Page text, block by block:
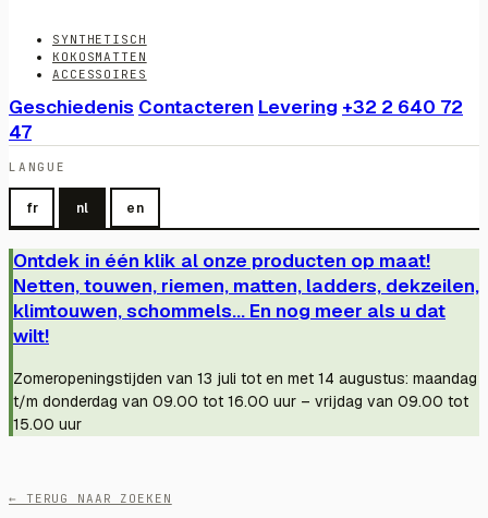
SYNTHETISCH
KOKOSMATTEN
ACCESSOIRES
Geschiedenis Contacteren Levering +32 2 640 72
47
LANGUE
fr nl en
Ontdek in één klik al onze producten op maat!
Netten, touwen, riemen, matten, ladders, dekzeilen,
klimtouwen, schommels... En nog meer als u dat
wilt!
Zomeropeningstijden van 13 juli tot en met 14 augustus: maandag
t/m donderdag van 09.00 tot 16.00 uur – vrijdag van 09.00 tot
15.00 uur
← TERUG NAAR ZOEKEN